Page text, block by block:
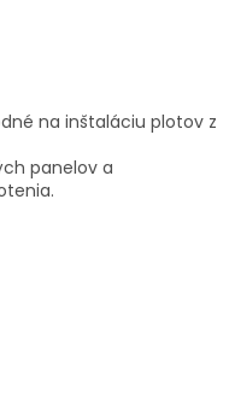
na inštaláciu plotov z
panelov a